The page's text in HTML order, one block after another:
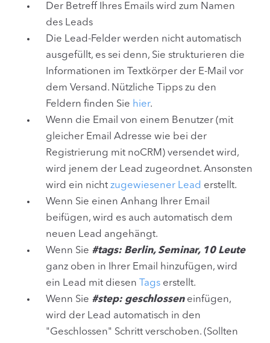
Der Betreff Ihres Emails wird zum Namen
des Leads
Die Lead-Felder werden nicht automatisch
ausgefüllt, es sei denn, Sie strukturieren die
Informationen im Textkörper der E-Mail vor
dem Versand. Nützliche Tipps zu den
Feldern finden Sie hier.
Wenn die Email von einem Benutzer (mit
gleicher Email Adresse wie bei der
Registrierung mit noCRM) versendet wird,
wird jenem der Lead zugeordnet. Ansonsten
wird ein nicht zugewiesener Lead erstellt.
Wenn Sie einen Anhang Ihrer Email
beifügen, wird es auch automatisch dem
neuen Lead angehängt.
Wenn Sie #tags: Berlin, Seminar, 10 Leute
ganz oben in Ihrer Email hinzufügen, wird
ein Lead mit diesen
Tags erstellt.
Wenn Sie #step: geschlosseneinfügen,
wird der Lead automatisch in den
"Geschlossen" Schritt verschoben. (Sollten